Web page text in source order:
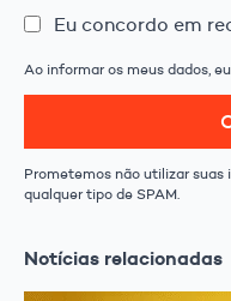
Eu concordo em
Ao informar os meus dados,
Prometemos não utilizar
qualquer tipo de SPAM.
Notícias relacionadas